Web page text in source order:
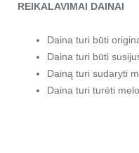
REIKALAVIMAI DAINAI
Daina turi būti
Daina turi būti
Dainą turi sudaryti
Daina turi turėti